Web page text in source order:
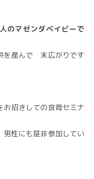
のマゼンダベイビーで
を産んで 末広がりです
お招きしての食育セミナ
男性にも是非参加してい